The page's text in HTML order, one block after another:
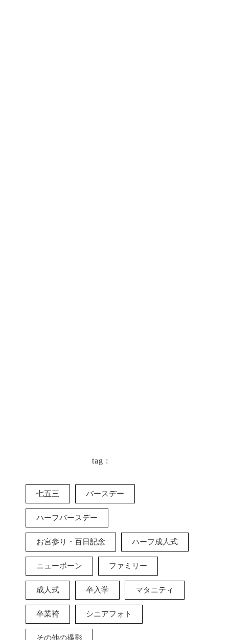
tag :
七五三 バースデー
ハーフバースデー
お宮参り・百日記念 ハーフ成人式
ニューボーン ファミリー
成人式 卒入学 マタニティ
卒業袴 シニアフォト
その他の撮影